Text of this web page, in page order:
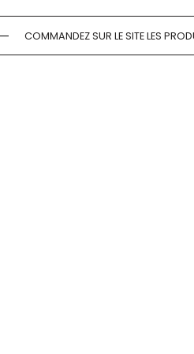
COMMANDEZ SUR LE SITE LES